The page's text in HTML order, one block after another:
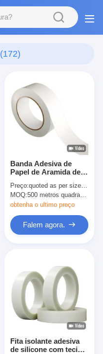
(172)
Banda Adesiva de
Papel de Aramida de
de Modelos Múltiples
Preço:quoted as per size and quantity
MOQ:500 metros quadrados
obtenha o ultimo preço
Falem agora.
Fita isolante adesiva
de silicone com tecido